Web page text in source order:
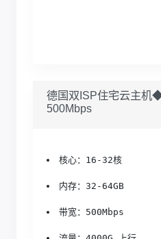
德国双ISP住宅云主机
500Mbps
核心：16-32核
内存：32-64GB
带宽：500Mbps